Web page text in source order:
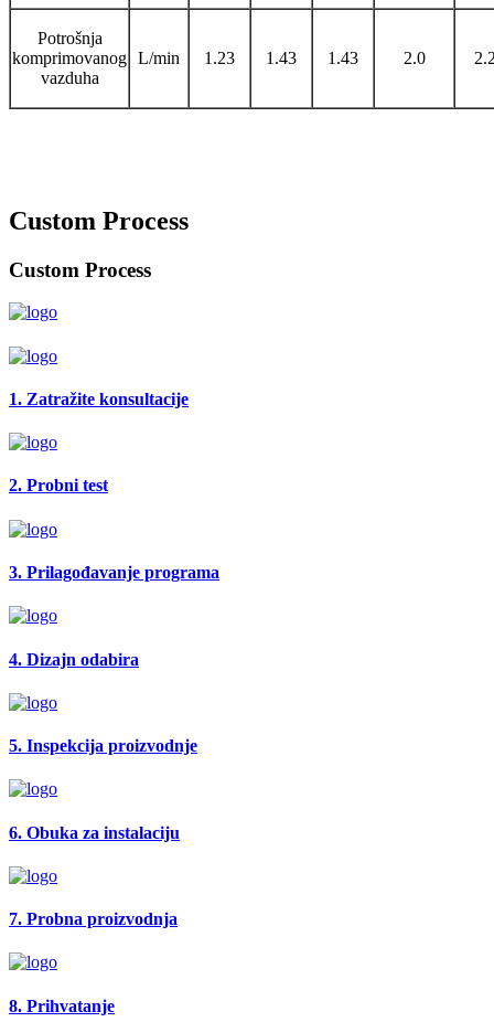
Potrošnja
komprimovanog
vazduha
L/min 1.23 1.43 1.43 2.0
Custom Process
Custom Process
1. Zatražite konsultacije
2. Probni test
3. Prilagođavanje programa
4. Dizajn odabira
5. Inspekcija proizvodnje
6. Obuka za instalaciju
7. Probna proizvodnja
8. Prihvatanje